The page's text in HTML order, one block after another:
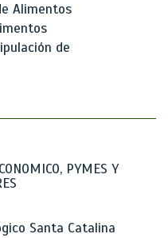
Alimentos
de
PYMES Y
Santa Catalina